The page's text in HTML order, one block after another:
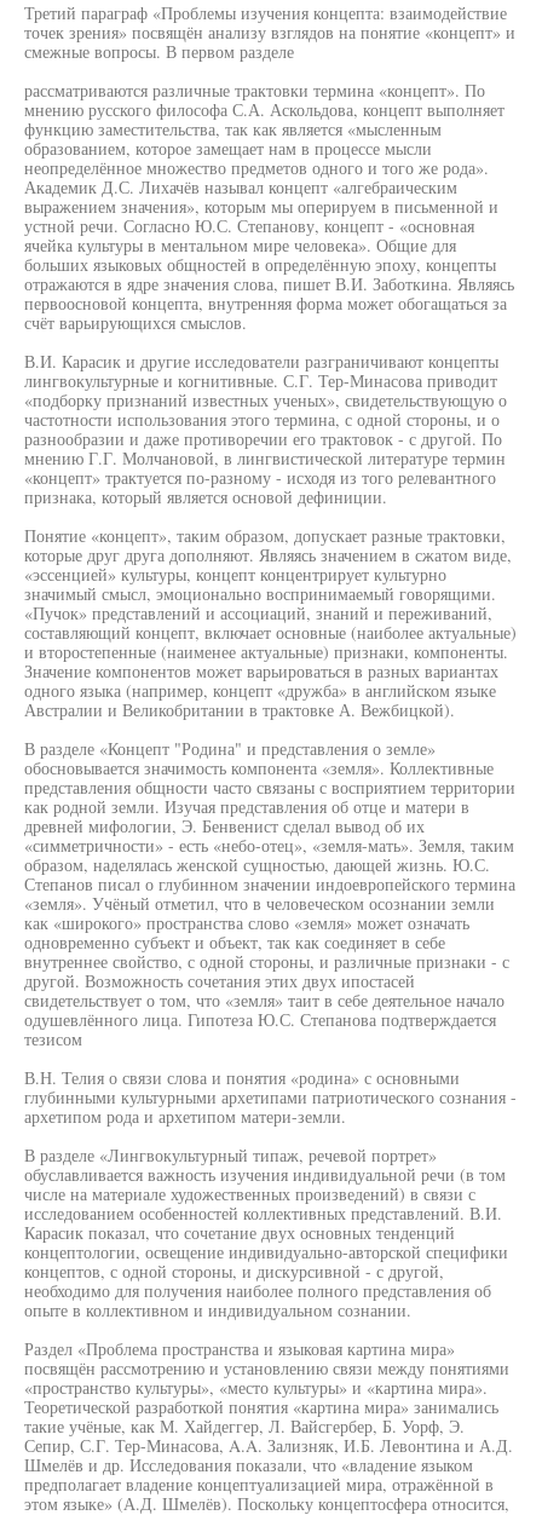
Третий параграф «Проблемы изучения концепта: взаимодействие
точек зрения» посвящён анализу взглядов на понятие «концепт» и
смежные вопросы. В первом разделе
рассматриваются различные трактовки термина «концепт». По
мнению русского философа С.А. Аскольдова, концепт выполняет
функцию заместительства, так как является «мысленным
образованием, которое замещает нам в процессе мысли
неопределённое множество предметов одного и того же рода».
Академик Д.С. Лихачёв называл концепт «алгебраическим
выражением значения», которым мы оперируем в письменной и
устной речи. Согласно Ю.С. Степанову, концепт - «основная
ячейка культуры в ментальном мире человека». Общие для
больших языковых общностей в определённую эпоху, концепты
отражаются в ядре значения слова, пишет В.И. Заботкина. Являясь
первоосновой концепта, внутренняя форма может обогащаться за
счёт варьирующихся смыслов.
В.И. Карасик и другие исследователи разграничивают концепты
лингвокультурные и когнитивные. С.Г. Тер-Минасова приводит
«подборку признаний известных ученых», свидетельствующую о
частотности использования этого термина, с одной стороны, и о
разнообразии и даже противоречии его трактовок - с другой. По
мнению Г.Г. Молчановой, в лингвистической литературе термин
«концепт» трактуется по-разному - исходя из того релевантного
признака, который является основой дефиниции.
Понятие «концепт», таким образом, допускает разные трактовки,
которые друг друга дополняют. Являясь значением в сжатом виде,
«эссенцией» культуры, концепт концентрирует культурно
значимый смысл, эмоционально воспринимаемый говорящими.
«Пучок» представлений и ассоциаций, знаний и переживаний,
составляющий концепт, включает основные (наиболее актуальные)
и второстепенные (наименее актуальные) признаки, компоненты.
Значение компонентов может варьироваться в разных вариантах
одного языка (например, концепт «дружба» в английском языке
Австралии и Великобритании в трактовке А. Вежбицкой).
В разделе «Концепт "Родина" и представления о земле»
обосновывается значимость компонента «земля». Коллективные
представления общности часто связаны с восприятием территории
как родной земли. Изучая представления об отце и матери в
древней мифологии, Э. Бенвенист сделал вывод об их
«симметричности» - есть «небо-отец», «земля-мать». Земля, таким
образом, наделялась женской сущностью, дающей жизнь. Ю.С.
Степанов писал о глубинном значении индоевропейского термина
«земля». Учёный отметил, что в человеческом осознании земли
как «широкого» пространства слово «земля» может означать
одновременно субъект и объект, так как соединяет в себе
внутреннее свойство, с одной стороны, и различные признаки - с
другой. Возможность сочетания этих двух ипостасей
свидетельствует о том, что «земля» таит в себе деятельное начало
одушевлённого лица. Гипотеза Ю.С. Степанова подтверждается
тезисом
В.Н. Телия о связи слова и понятия «родина» с основными
глубинными культурными архетипами патриотического сознания -
архетипом рода и архетипом матери-земли.
В разделе «Лингвокультурный типаж, речевой портрет»
обуславливается важность изучения индивидуальной речи (в том
числе на материале художественных произведений) в связи с
исследованием особенностей коллективных представлений. В.И.
Карасик показал, что сочетание двух основных тенденций
концептологии, освещение индивидуально-авторской специфики
концептов, с одной стороны, и дискурсивной - с другой,
необходимо для получения наиболее полного представления об
опыте в коллективном и индивидуальном сознании.
Раздел «Проблема пространства и языковая картина мира»
посвящён рассмотрению и установлению связи между понятиями
«пространство культуры», «место культуры» и «картина мира».
Теоретической разработкой понятия «картина мира» занимались
такие учёные, как М. Хайдеггер, Л. Вайсгербер, Б. Уорф, Э.
Сепир, С.Г. Тер-Минасова, A.A. Зализняк, И.Б. Левонтина и А.Д.
Шмелёв и др. Исследования показали, что «владение языком
предполагает владение концептуализацией мира, отражённой в
этом языке» (А.Д. Шмелёв). Поскольку концептосфера относится,